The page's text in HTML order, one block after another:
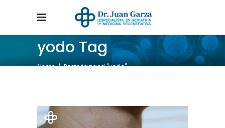
yodo Tag
Home/Posts tagged "yodo"